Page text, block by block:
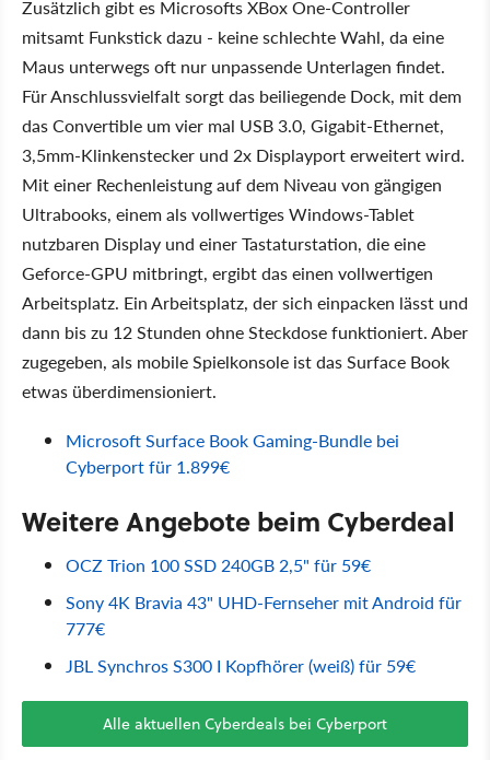
Zusätzlich gibt es Microsofts XBox One-Controller
mitsamt Funkstick dazu - keine schlechte Wahl, da eine
Maus unterwegs oft nur unpassende Unterlagen findet.
Für Anschlussvielfalt sorgt das beiliegende Dock, mit dem
das Convertible um vier mal USB 3.0, Gigabit-Ethernet,
3,5mm-Klinkenstecker und 2x Displayport erweitert wird.
Mit einer Rechenleistung auf dem Niveau von gängigen
Ultrabooks, einem als vollwertiges Windows-Tablet
nutzbaren Display und einer Tastaturstation, die eine
Geforce-GPU mitbringt, ergibt das einen vollwertigen
Arbeitsplatz. Ein Arbeitsplatz, der sich einpacken lässt und
dann bis zu 12 Stunden ohne Steckdose funktioniert. Aber
zugegeben, als mobile Spielkonsole ist das Surface Book
etwas überdimensioniert.
Microsoft Surface Book Gaming-Bundle bei
Cyberport für 1.899€
Weitere Angebote beim Cyberdeal
OCZ Trion 100 SSD 240GB 2,5" für 59€
Sony 4K Bravia 43" UHD-Fernseher mit Android für
777€
JBL Synchros S300 I Kopfhörer (weiß) für 59€
Alle aktuellen Cyberdeals bei Cyberport